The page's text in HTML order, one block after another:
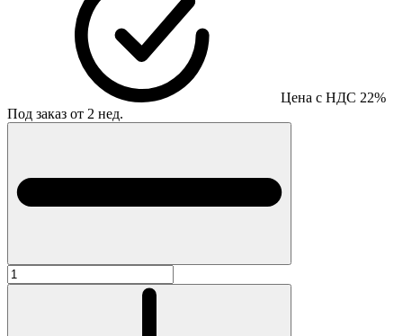
Цена с НДС 22%
Под заказ от 2 нед.